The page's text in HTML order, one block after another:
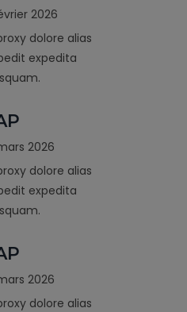
2026
dolore alias
expedita
2026
dolore alias
expedita
2026
dolore alias